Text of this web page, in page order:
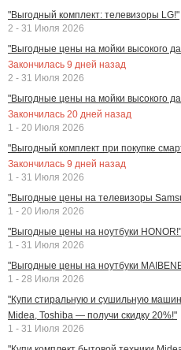
"Выгодный комплект: телевизоры LG!"
2 - 31 Июля 2026
"Выгодные цены на мойки высокого
Закончилась 9 дней назад
2 - 31 Июля 2026
"Выгодные цены на мойки высокого
Закончилась 20 дней назад
1 - 20 Июля 2026
"Выгодный комплект при покупке
Закончилась 9 дней назад
1 - 31 Июля 2026
"Выгодные цены на телевизоры
1 - 20 Июля 2026
"Выгодные цены на ноутбуки HONOR!"
1 - 31 Июля 2026
"Выгодные цены на ноутбуки
1 - 28 Июля 2026
"Купи стиральную и сушильную
Midea, Toshiba — получи скидку 20%!"
1 - 31 Июля 2026